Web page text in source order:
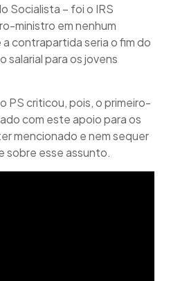
Socialista – foi o IRS
ministro em nenhum
contrapartida seria o fim do
salarial para os jovens
PS criticou, pois, o primeiro-
com este apoio para os
mencionado e nem sequer
sobre esse assunto.